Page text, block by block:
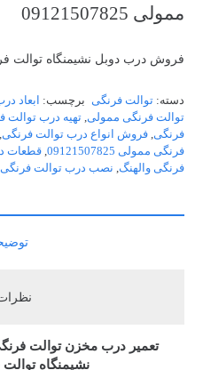
ممولی 09121507825
فروش درب دوبل نشیمنگاه توالت فرنگی
دسته: توالت فرنگی برچسب: ابعاد
توالت فرنگی ممولی, تهیه درب توالت
فرنگی, فروش انواع درب توالت فرنگی,
فرنگی ممولی 09121507825
, قطعات
فرنگی والهنگ, نصب درب توالت
نظرات
تعمیر درب مخزن توالت
نشیمنگاه